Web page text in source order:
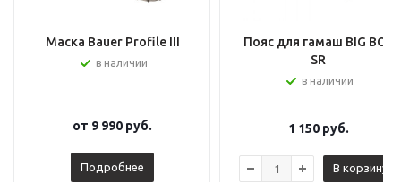
Маска Bauer Profile III
в наличии
от 9 990 руб.
Подробнее
Пояс для гамаш BIG BOY
SR
в наличии
1 150руб.
В корзину